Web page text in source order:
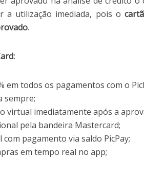
a utilização imediada, pois o
.
em todos os pagamentos com o
sempre;
virtual imediatamente após a
pela bandeira Mastercard;
com pagamento via saldo PicPay;
em tempo real no app;